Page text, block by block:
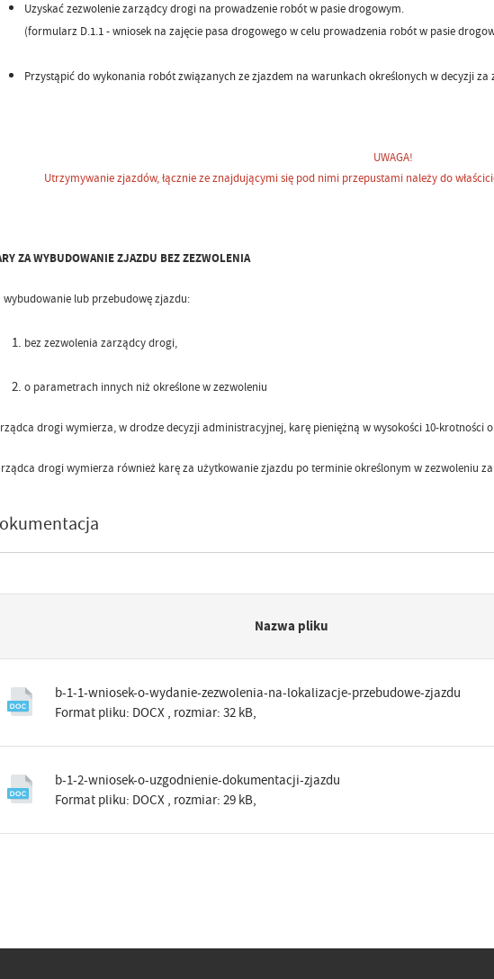
Uzyskać zezwolenie zarządcy drogi na prowadzenie robót w pasie drogowym.
(formularz D.1.1 - wniosek na zajęcie pasa drogowego w celu prowadzenia robót w pasie
Przystąpić do wykonania robót związanych ze zjazdem na warunkach określonych w decyzji za
UWAGA!
Utrzymywanie zjazdów, łącznie ze znajdującymi się pod nimi przepustami należy do
ZA WYBUDOWANIE ZJAZDU BEZ ZEZWOLENIA
wybudowanie lub przebudowę zjazdu:
bez zezwolenia zarządcy drogi,
o parametrach innych niż określone w zezwoleniu
drogi wymierza, w drodze decyzji administracyjnej, karę pieniężną w wysokości 10-krotności
drogi wymierza również karę za użytkowanie zjazdu po terminie określonym w zezwoleniu
Nazwa pliku
b-1-1-wniosek-o-wydanie-zezwolenia-na-lokalizacje-przebudowe-zjazdu
Format pliku: DOCX , rozmiar: 32 kB,
b-1-2-wniosek-o-uzgodnienie-dokumentacji-zjazdu
Format pliku: DOCX , rozmiar: 29 kB,